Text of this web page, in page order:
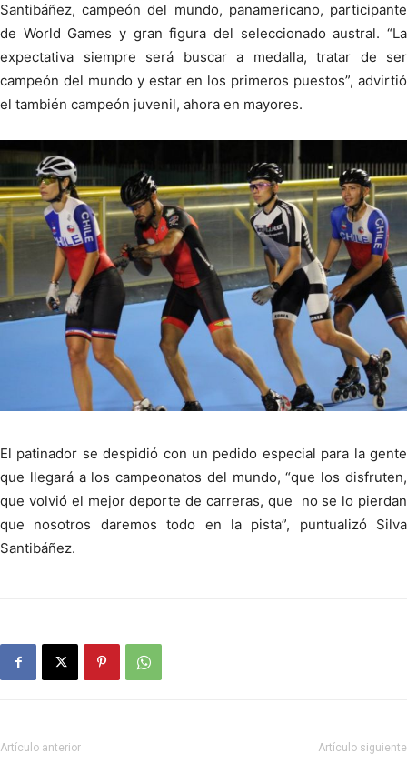
Santibáñez, campeón del mundo, panamericano, participante
de World Games y gran figura del seleccionado austral. “La
expectativa siempre será buscar a medalla, tratar de ser
campeón del mundo y estar en los primeros puestos”, advirtió
el también campeón juvenil, ahora en mayores.
El patinador se despidió con un pedido especial para la gente
que llegará a los campeonatos del mundo, “que los disfruten,
que volvió el mejor deporte de carreras, que no se lo pierdan
que nosotros daremos todo en la pista”, puntualizó Silva
Santibáñez.
Artículo anterior Artículo siguiente